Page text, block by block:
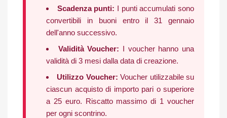
Scadenza punti: I punti accumulati sono
convertibili in buoni entro il 31 gennaio
dell'anno successivo.
Validità Voucher: I voucher hanno una
validità di 3 mesi dalla data di creazione.
Utilizzo Voucher: Voucher utilizzabile su
ciascun acquisto di importo pari o superiore
a 25 euro. Riscatto massimo di 1 voucher
per ogni scontrino.